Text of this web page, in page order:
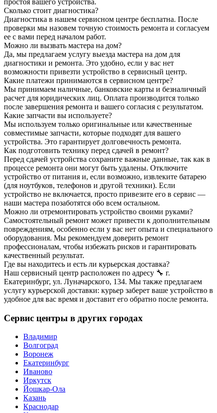
Сколько стоит диагностика?
Диагностика в нашем сервисном центре бесплатна. После
проверки мы назовем точную стоимость ремонта и согласуем
ее с вами перед началом работ.
Можно ли вызвать мастера на дом?
Да, мы предлагаем услугу выезда мастера на дом для
диагностики и ремонта. Это удобно, если у вас нет
возможности привезти устройство в сервисный центр.
Какие платежи принимаются в сервисном центре?
Мы принимаем наличные, банковские карты и безналичный
расчет для юридических лиц. Оплата производится только
после завершения ремонта и вашего согласия с результатом.
Какие запчасти вы используете?
Мы используем только оригинальные или качественные
совместимые запчасти, которые подходят для вашего
устройства. Это гарантирует долговечность ремонта.
Как подготовить технику перед сдачей в ремонт?
Перед сдачей устройства сохраните важные данные, так как в
процессе ремонта они могут быть удалены. Отключите
устройство от питания и, если возможно, извлеките батарею
(для ноутбуков, телефонов и другой техники). Если
устройство не включается, просто привезите его в сервис —
наши мастера позаботятся обо всем остальном.
Можно ли отремонтировать устройство своими руками?
Самостоятельный ремонт может привести к дополнительным
повреждениям, особенно если у вас нет опыта и специального
оборудования. Мы рекомендуем доверить ремонт
профессионалам, чтобы избежать рисков и гарантировать
качественный результат.
Где вы находитесь и есть ли курьерская доставка?
Наш сервисный центр расположен по адресу 🔧 г.
Екатеринбург, ул. Луначарского, 134. Мы также предлагаем
услугу курьерской доставки: курьер заберет ваше устройство в
удобное для вас время и доставит его обратно после ремонта.
Сервис центры в других городах
Владимир
Волгоград
Воронеж
Екатеринбург
Иваново
Иркутск
Йошкар-Ола
Казань
Краснодар